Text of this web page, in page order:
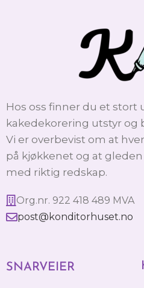
Hos oss finner du et stort
kakedekorering utstyr og
Vi er overbevist om at
på kjøkkenet og at
med riktig redskap.
Org.nr. 922 418 489 MVA
post@konditorhuset.no
SNARVEIER